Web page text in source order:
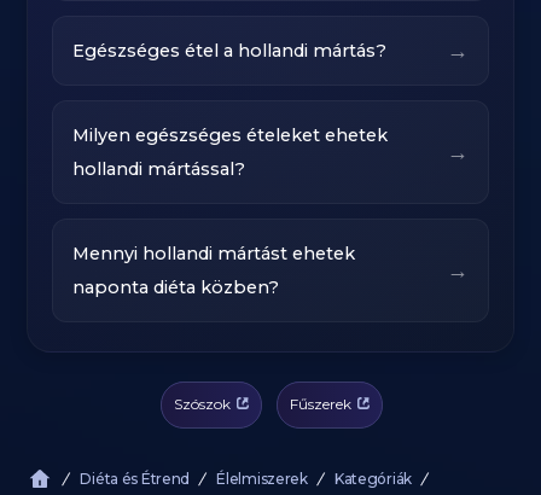
Egészséges étel a hollandi mártás? →
Milyen egészséges ételeket ehetek
hollandi mártással?
→
Mennyi hollandi mártást ehetek
naponta diéta közben?
→
Szószok Fűszerek
Diéta és Étrend Élelmiszerek Kategóriák